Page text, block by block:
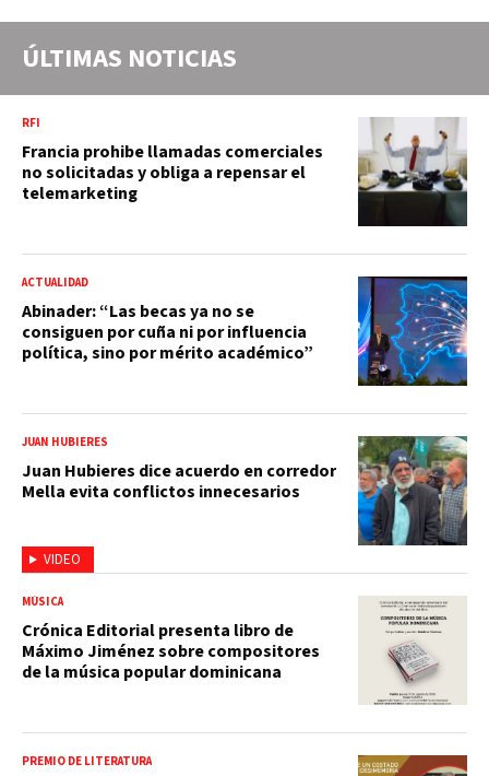
ÚLTIMAS NOTICIAS
RFI
Francia prohibe llamadas comerciales
no solicitadas y obliga a repensar el
telemarketing
ACTUALIDAD
Abinader: “Las becas ya no se
consiguen por cuña ni por influencia
política, sino por mérito académico”
VIDEO
JUAN HUBIERES
Juan Hubieres dice acuerdo en corredor
Mella evita conflictos innecesarios
MÚSICA
Crónica Editorial presenta libro de
Máximo Jiménez sobre compositores
de la música popular dominicana
PREMIO DE LITERATURA